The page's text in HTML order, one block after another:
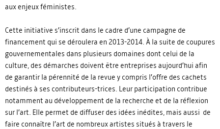
aux enjeux féministes.
Cette initiative s’inscrit dans le cadre d’une campagne de
financement qui se déroulera en 2013-2014. À la suite de coupures
gouvernementales dans plusieurs domaines dont celui de la
culture, des démarches doivent être entreprises aujourd’hui afin
de garantir la pérennité de la revue y compris l’offre des cachets
destinés à ses contributeurs-trices. Leur participation contribue
notamment au développement de la recherche et de la réflexion
sur l’art. Elle permet de diffuser des idées inédites, mais aussi de
faire connaître l’art de nombreux artistes situés à travers le